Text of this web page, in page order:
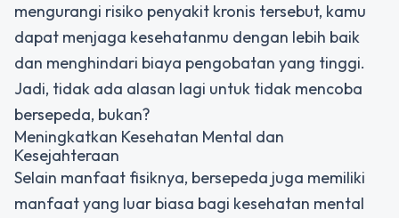
mengurangi risiko penyakit kronis tersebut, kamu
dapat menjaga kesehatanmu dengan lebih baik
dan menghindari biaya pengobatan yang tinggi.
Jadi, tidak ada alasan lagi untuk tidak mencoba
bersepeda, bukan?
Meningkatkan Kesehatan Mental dan
Kesejahteraan
Selain manfaat fisiknya, bersepeda juga memiliki
manfaat yang luar biasa bagi kesehatan mental